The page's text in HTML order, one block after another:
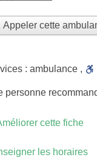
Appeler cette
: ambulance ,
personne
cette fiche
les horaires